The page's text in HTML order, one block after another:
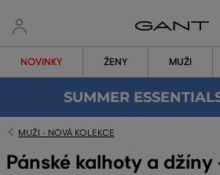
NOVINKY ŽENY MUŽI
SUMMER
MUŽI - NOVÁ KOLEKCE
Pánské kalhoty a džíny